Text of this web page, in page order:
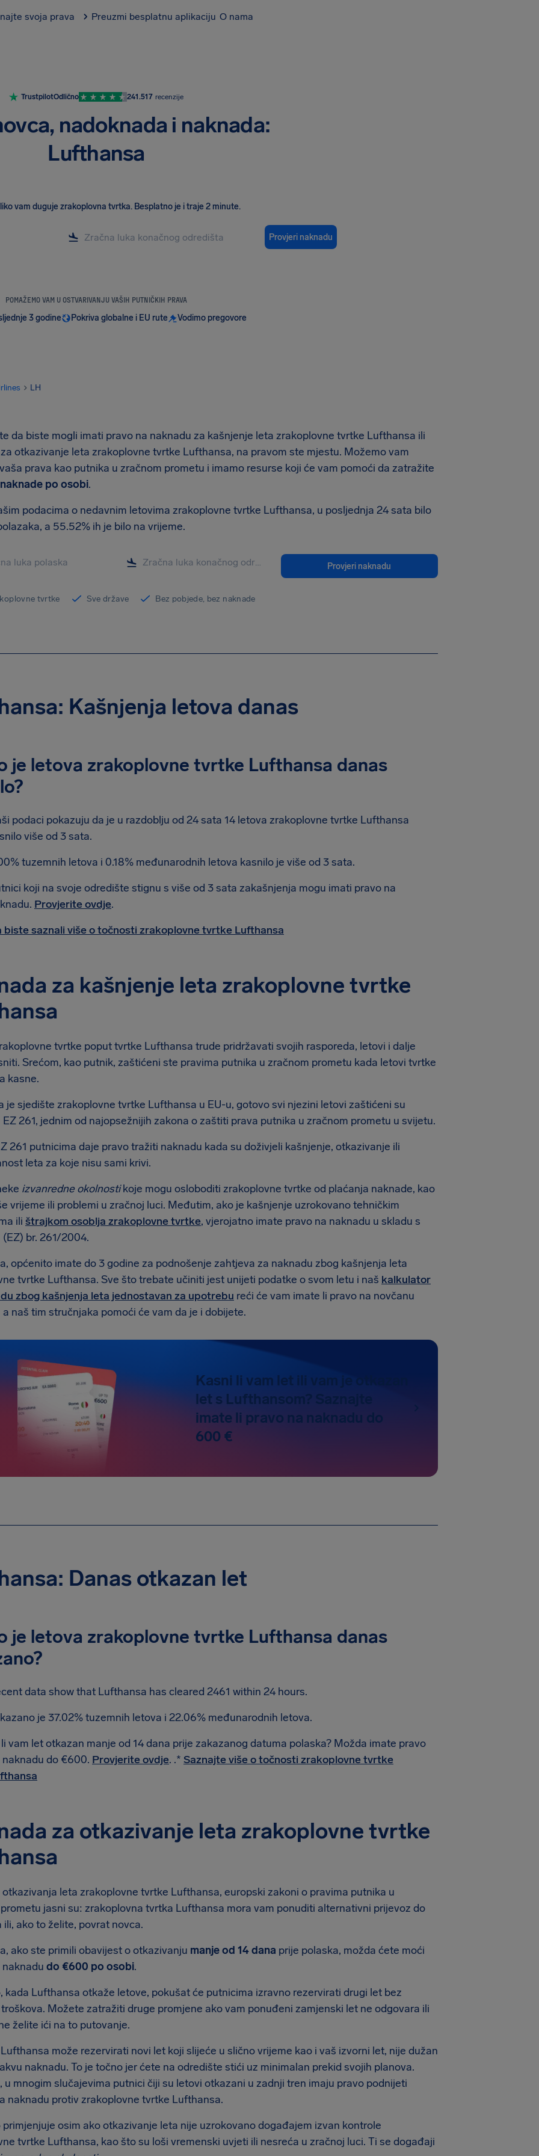
svoja prava Preuzmi besplatnu aplikaciju O nama
TrustpilotOdlično 241.517 recenzije
nadoknada i naknada:
Lufthansa
vam duguje zrakoplovna tvrtka. Besplatno je i traje 2 minute.
Provjeri naknadu
POMAŽEMO VAM U OSTVARIVANJU VAŠIH PUTNIČKIH PRAVA
3 godine Pokriva globalne i EU rute Vodimo pregovore
LH
da biste mogli imati pravo na naknadu za kašnjenje leta zrakoplovne tvrtke Lufthansa ili
otkazivanje leta zrakoplovne tvrtke Lufthansa, na pravom ste mjestu. Možemo vam
prava kao putnika u zračnom prometu i imamo resurse koji će vam pomoći da zatražite
po osobi.
podacima o nedavnim letovima zrakoplovne tvrtke Lufthansa, u posljednja 24 sata bilo
a 55.52% ih je bilo na vrijeme.
Provjeri naknadu
tvrtke Sve države Bez pobjede, bez naknade
Kašnjenja letova danas
je letova zrakoplovne tvrtke Lufthansa danas
podaci pokazuju da je u razdoblju od 24 sata 14 letova zrakoplovne tvrtke Lufthansa
više od 3 sata.
tuzemnih letova i 0.18% međunarodnih letova kasnilo je više od 3 sata.
koji na svoje odredište stignu s više od 3 sata zakašnjenja mogu imati pravo na
Provjerite ovdje.
biste saznali više o točnosti zrakoplovne tvrtke Lufthansa
za kašnjenje leta zrakoplovne tvrtke
tvrtke poput tvrtke Lufthansa trude pridržavati svojih rasporeda, letovi i dalje
Srećom, kao putnik, zaštićeni ste pravima putnika u zračnom prometu kada letovi tvrtke
kasne.
je sjedište zrakoplovne tvrtke Lufthansa u EU-u, gotovo svi njezini letovi zaštićeni su
261, jednim od najopsežnijih zakona o zaštiti prava putnika u zračnom prometu u svijetu.
261 putnicima daje pravo tražiti naknadu kada su doživjeli kašnjenje, otkazivanje ili
leta za koje nisu sami krivi.
izvanredne okolnostikoje mogu osloboditi zrakoplovne tvrtke od plaćanja naknade, kao
vrijeme ili problemi u zračnoj luci. Međutim, ako je kašnjenje uzrokovano tehničkim
ili štrajkom osoblja zrakoplovne tvrtke, vjerojatno imate pravo na naknadu u skladu s
br. 261/2004.
općenito imate do 3 godine za podnošenje zahtjeva za naknadu zbog kašnjenja leta
tvrtke Lufthansa. Sve što trebate učiniti jest unijeti podatke o svom letu i naš kalkulator
zbog kašnjenja leta jednostavan za upotrebu reći će vam imate li pravo na novčanu
naš tim stručnjaka pomoći će vam da je i dobijete.
Kasni li vam let ili vam je otkazan
let s Lufthansom? Saznajte
imate li pravo na naknadu do
600 €
Danas otkazan let
je letova zrakoplovne tvrtke Lufthansa danas
data show that Lufthansa has cleared 2461 within 24 hours.
je 37.02% tuzemnih letova i 22.06% međunarodnih letova.
vam let otkazan manje od 14 dana prije zakazanog datuma polaska? Možda imate pravo
naknadu do €600. Provjerite ovdje. .* Saznajte više o točnosti zrakoplovne tvrtke
za otkazivanje leta zrakoplovne tvrtke
otkazivanja leta zrakoplovne tvrtke Lufthansa, europski zakoni o pravima putnika u
jasni su: zrakoplovna tvrtka Lufthansa mora vam ponuditi alternativni prijevoz do
ili, ako to želite, povrat novca.
ako ste primili obavijest o otkazivanju manje od 14 dana prije polaska, možda ćete moći
do €600 po osobi.
kada Lufthansa otkaže letove, pokušat će putnicima izravno rezervirati drugi let bez
Možete zatražiti druge promjene ako vam ponuđeni zamjenski let ne odgovara ili
želite ići na to putovanje.
može rezervirati novi let koji slijeće u slično vrijeme kao i vaš izvorni let, nije dužan
naknadu. To je točno jer ćete na odredište stići uz minimalan prekid svojih planova.
u mnogim slučajevima putnici čiji su letovi otkazani u zadnji tren imaju pravo podnijeti
naknadu protiv zrakoplovne tvrtke Lufthansa.
primjenjuje osim ako otkazivanje leta nije uzrokovano događajem izvan kontrole
tvrtke Lufthansa, kao što su loši vremenski uvjeti ili nesreća u zračnoj luci. Ti se događaji